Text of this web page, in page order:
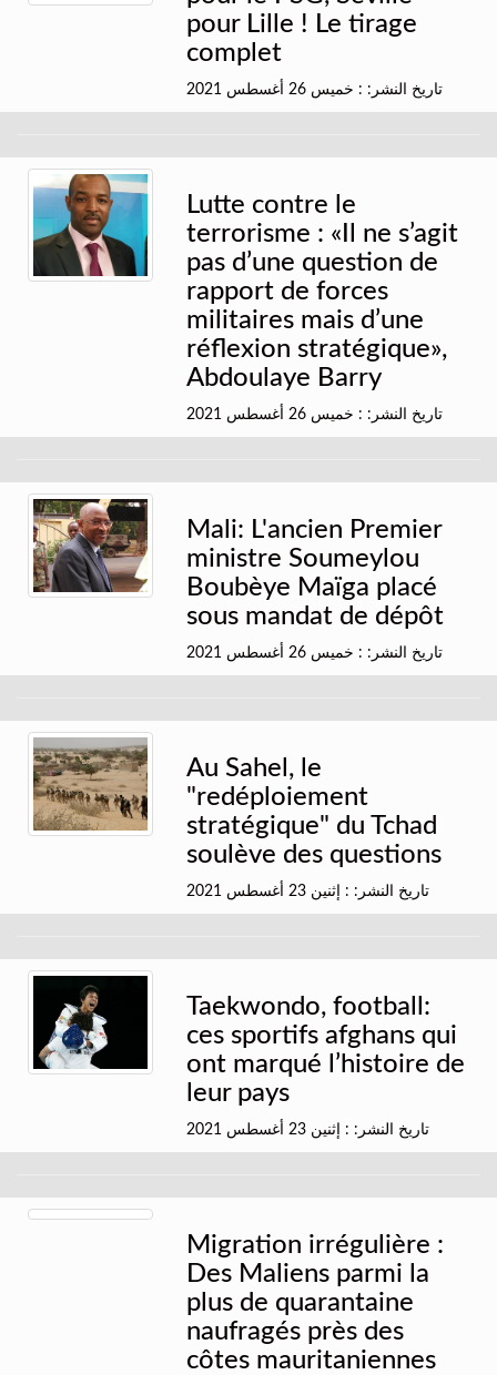
pour Lille ! Le tirage
complet
تاريخ النشر: : خميس 26 أغسطس 2021
Lutte contre le
terrorisme : «Il ne s’agit
pas d’une question de
rapport de forces
militaires mais d’une
réflexion stratégique»,
Abdoulaye Barry
تاريخ النشر: : خميس 26 أغسطس 2021
Mali: L'ancien Premier
ministre Soumeylou
Boubèye Maïga placé
sous mandat de dépôt
تاريخ النشر: : خميس 26 أغسطس 2021
Au Sahel, le
"redéploiement
stratégique" du Tchad
soulève des questions
تاريخ النشر: : إثنين 23 أغسطس 2021
Taekwondo, football:
ces sportifs afghans qui
ont marqué l’histoire de
leur pays
تاريخ النشر: : إثنين 23 أغسطس 2021
Migration irrégulière :
Des Maliens parmi la
plus de quarantaine
naufragés près des
côtes mauritaniennes